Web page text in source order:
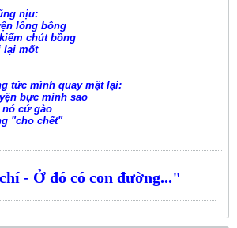
nịu:
lông bông
chút bồng
lại mốt
tức mình quay mặt lại:
bực mình sao
nó cứ gào
"cho chết"
- Ở đó có con đường..."